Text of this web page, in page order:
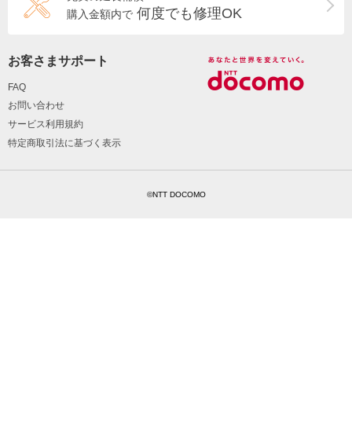
購入金額内で 何度でも修理OK
お客さまサポート
FAQ
お問い合わせ
サービス利用規約
特定商取引法に基づく表示
©NTT DOCOMO